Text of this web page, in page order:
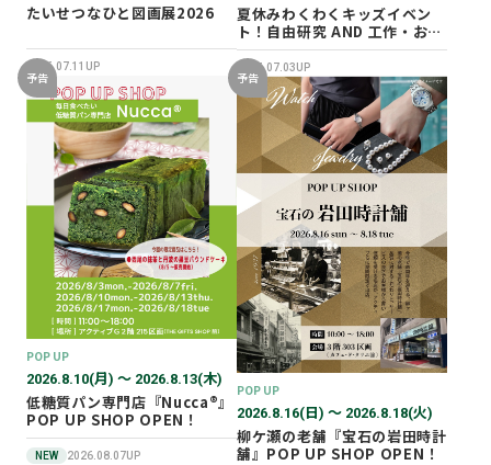
たいせつなひと図画展2026
2026.07.11UP
夏休みわくわくキッズイベン
ト！自由研究 AND 工作・おし
ごと体験！
2026.07.03UP
予告
POP UP
2026.8.10(月) 〜 2026.8.13(木)
低糖質パン専門店『Nucca®』
POP UP SHOP OPEN！
NEW 2026.08.07UP
予告
POP UP
2026.8.16(日) 〜 2026.8.18(火)
柳ケ瀬の老舗『宝石の岩田時計
舗』POP UP SHOP OPEN！